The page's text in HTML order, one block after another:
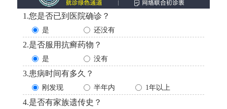
1.您是否已到医院确诊？
是 还没有
2.是否服用抗癣药物？
是 没有
3.患病时间有多久？
刚发现 半年内 1年以上
4.是否有家族遗传史？